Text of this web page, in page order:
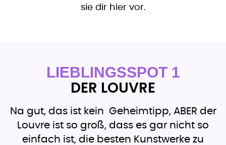
sie dir hier vor.
LIEBLINGSSPOT 1
DER LOUVRE
Na gut, das ist kein Geheimtipp, ABER der
Louvre ist so groß, dass es gar nicht so
einfach ist, die besten Kunstwerke zu